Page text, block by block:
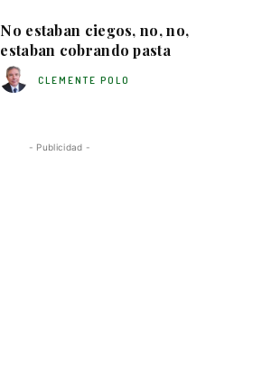
No estaban ciegos, no, no,
estaban cobrando pasta
CLEMENTE POLO
- Publicidad -